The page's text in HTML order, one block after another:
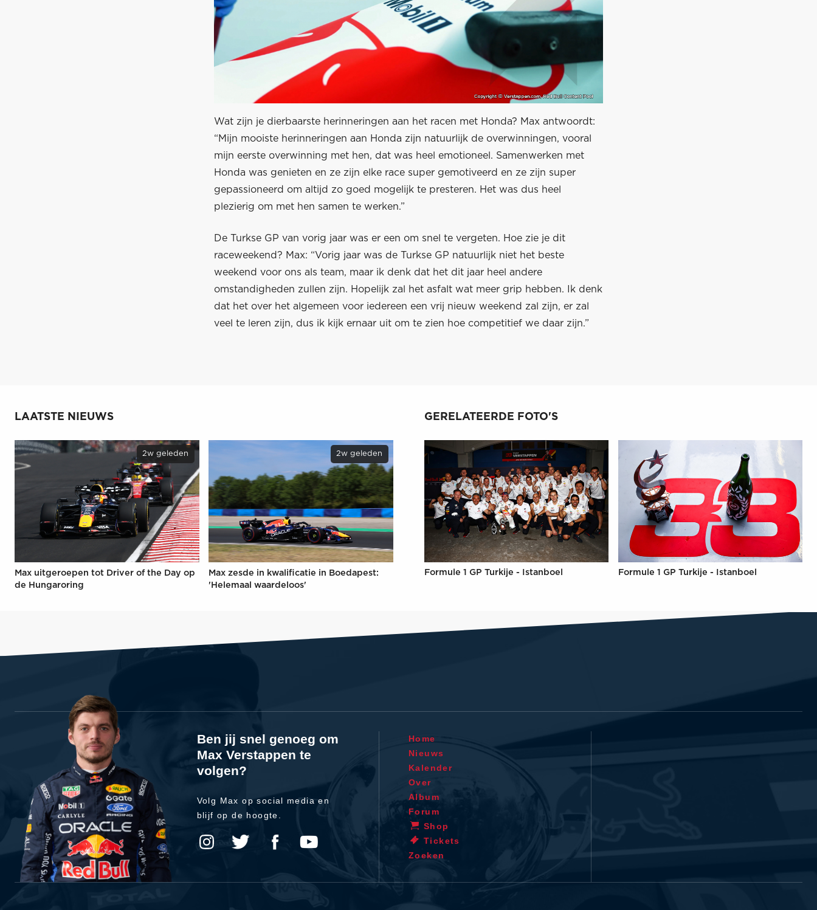
Wat zijn je dierbaarste herinneringen aan het racen met Honda? Max antwoordt:
“Mijn mooiste herinneringen aan Honda zijn natuurlijk de overwinningen, vooral
mijn eerste overwinning met hen, dat was heel emotioneel. Samenwerken met
Honda was genieten en ze zijn elke race super gemotiveerd en ze zijn super
gepassioneerd om altijd zo goed mogelijk te presteren. Het was dus heel
plezierig om met hen samen te werken.”
De Turkse GP van vorig jaar was er een om snel te vergeten. Hoe zie je dit
raceweekend? Max: “Vorig jaar was de Turkse GP natuurlijk niet het beste
weekend voor ons als team, maar ik denk dat het dit jaar heel andere
omstandigheden zullen zijn. Hopelijk zal het asfalt wat meer grip hebben. Ik denk
dat het over het algemeen voor iedereen een vrij nieuw weekend zal zijn, er zal
veel te leren zijn, dus ik kijk ernaar uit om te zien hoe competitief we daar zijn.”
LAATSTE NIEUWS
2w geleden
Max uitgeroepen tot Driver of the Day op
de Hungaroring
2w geleden
Max zesde in kwalificatie in Boedapest:
'Helemaal waardeloos'
GERELATEERDE FOTO'S
Formule 1 GP Turkije - Istanboel Formule 1 GP Turkije - Istanboel
Ben jij snel genoeg om
Max Verstappen te
volgen?
Volg Max op social media en
blijf op de hoogte.
Home
Nieuws
Kalender
Over
Album
Forum
Shop
Tickets
Zoeken